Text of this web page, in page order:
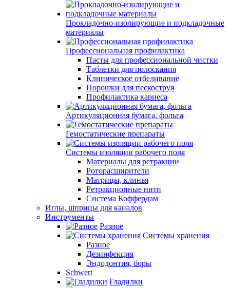
Прокладочно-изолирующие и подкладочные
материалы
Профессиональная профилактика
Пасты для профессиональной чистки
Таблетки для полоскания
Клиническое отбеливание
Порошки для пескоструя
Профилактика кариеса
Артикуляционная бумага, фольга
Гемостатические препараты
Системы изоляции рабочего поля
Материалы для ретракции
Роторасширители
Матрицы, клинья
Ретракционные нити
Система Коффердам
Иглы, шприцы для каналов
Инструменты
Разное
Системы хранения
Разное
Дезинфекция
Эндодонтия, боры
Schwert
Гладилки